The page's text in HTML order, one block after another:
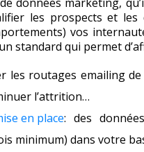
les prospects et
vos
standard qui permet
les routages emailing
l’attrition…
en place: des
minimum) dans votre